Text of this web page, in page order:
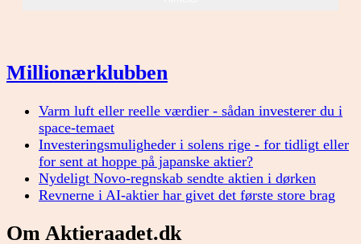
Millionærklubben
Varm luft eller reelle værdier - sådan investerer du i
space-temaet
Investeringsmuligheder i solens rige - for tidligt eller
for sent at hoppe på japanske aktier?
Nydeligt Novo-regnskab sendte aktien i dørken
Revnerne i AI-aktier har givet det første store brag
Om Aktieraadet.dk